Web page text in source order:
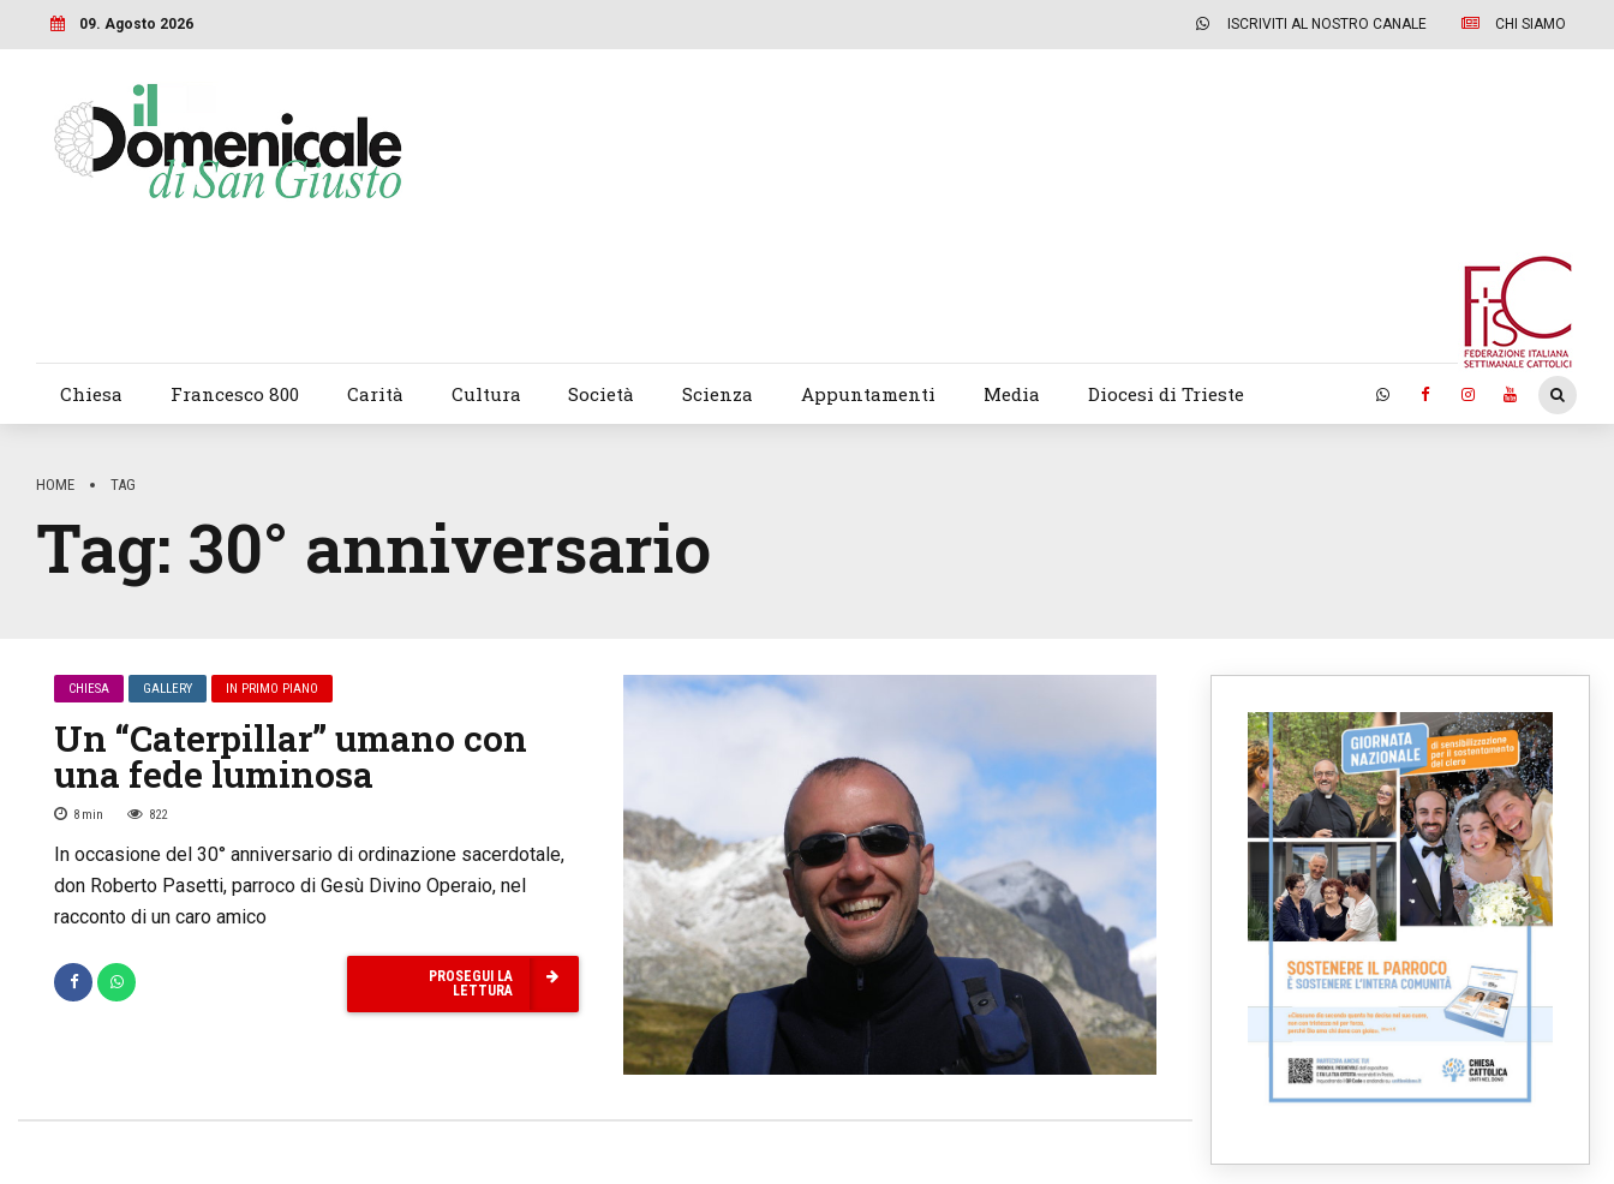
09. Agosto 2026 ISCRIVITI AL NOSTRO CANALE CHI SIAMO
Chiesa Francesco 800 Carità Cultura Società Scienza Appuntamenti Media Diocesi di Trieste
HOME TAG
Tag: 30° anniversario
CHIESA GALLERY IN PRIMO PIANO
Un “Caterpillar” umano con
una fede luminosa
8 min 822
In occasione del 30° anniversario di ordinazione sacerdotale,
don Roberto Pasetti, parroco di Gesù Divino Operaio, nel
racconto di un caro amico
PROSEGUI LA
LETTURA